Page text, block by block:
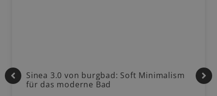
Sinea 3.0 von burgbad: Soft Minimalism
für das moderne Bad